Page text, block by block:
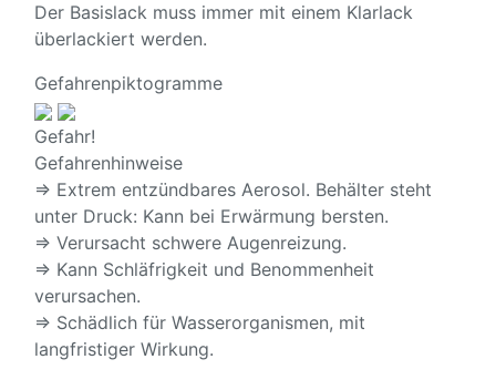
Der Basislack muss immer mit einem Klarlack
überlackiert werden.
Gefahrenpiktogramme
Gefahr!
Gefahrenhinweise
⇒ Extrem entzündbares Aerosol. Behälter steht
unter Druck: Kann bei Erwärmung bersten.
⇒ Verursacht schwere Augenreizung.
⇒ Kann Schläfrigkeit und Benommenheit
verursachen.
⇒ Schädlich für Wasserorganismen, mit
langfristiger Wirkung.